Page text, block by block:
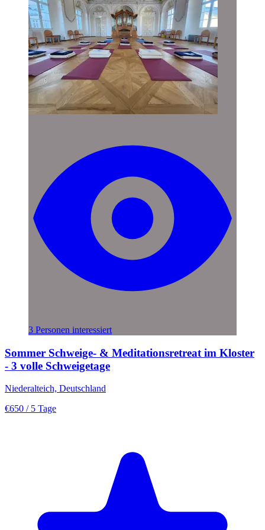
3 Personen interessiert
Sommer Schweige- & Meditationsretreat im Kloster
- 3 volle Schweigetage
Niederalteich, Deutschland
€650 / 5 Tage